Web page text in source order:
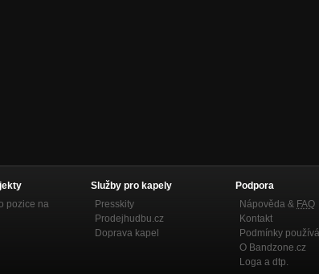
pozice na
Služby pro kapely
Presskity
Prodejhudbu.cz
Doprava kapel
Podpora
Nápověda & FAQ
Kontakt
Podmínky
O Bandzone.cz
Loga a dtp.